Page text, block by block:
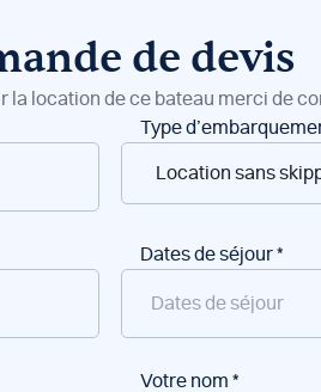
de devis
la location de ce bateau merci de
Type
Dates de séjour*
Votre nom *